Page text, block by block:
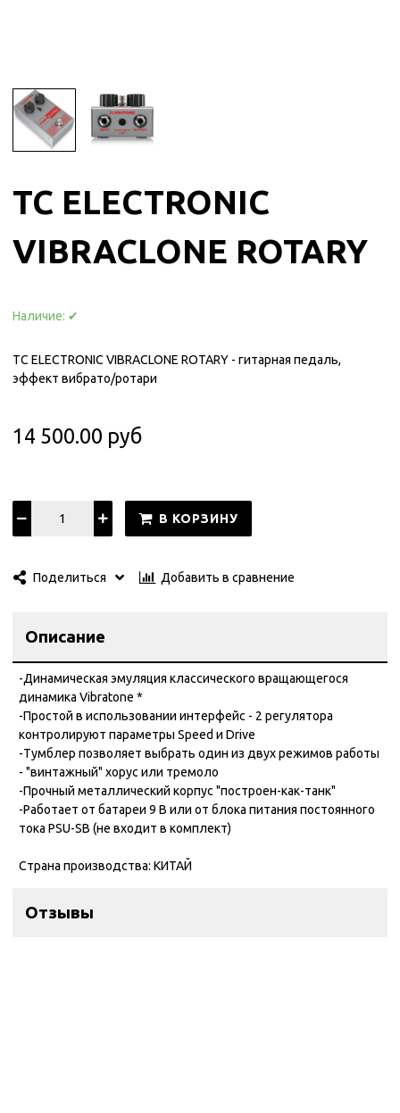
TC ELECTRONIC
VIBRACLONE ROTARY
Наличие: ✔
TC ELECTRONIC VIBRACLONE ROTARY - гитарная педаль,
эффект вибрато/ротари
14 500.00 руб
В КОРЗИНУ
Поделиться Добавить в сравнение
Описание
-Динамическая эмуляция классического вращающегося
динамика Vibratone *
-Простой в использовании интерфейс - 2 регулятора
контролируют параметры Speed и Drive
-Тумблер позволяет выбрать один из двух режимов работы
- "винтажный" хорус или тремоло
-Прочный металлический корпус "построен-как-танк"
-Работает от батареи 9 В или от блока питания постоянного
тока PSU-SB (не входит в комплект)
Страна производства: КИТАЙ
Отзывы